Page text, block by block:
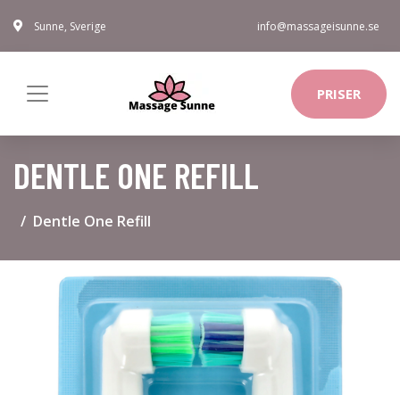
Sunne, Sverige info@massageisunne.se
PRISER
DENTLE ONE REFILL
Dentle One Refill